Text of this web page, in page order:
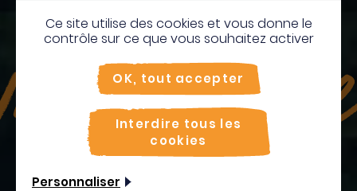
Ce site utilise des cookies et vous donne le
contrôle sur ce que vous souhaitez activer
OK, tout accepter
Interdire tous les
cookies
Personnaliser